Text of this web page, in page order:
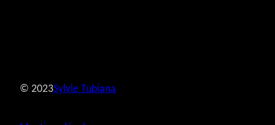
© 2023Sylvie Tubiana